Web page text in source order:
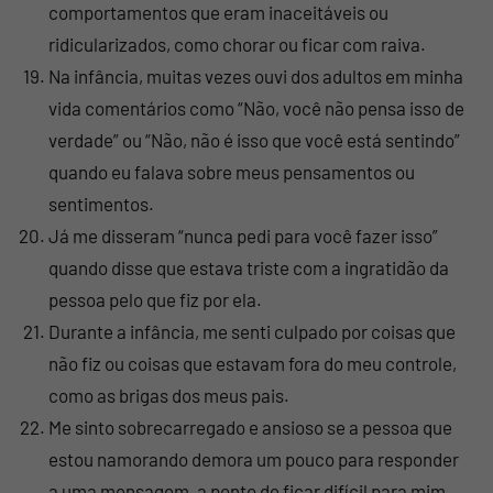
comportamentos que eram inaceitáveis ​​ou
ridicularizados, como chorar ou ficar com raiva.
Na infância, muitas vezes ouvi dos adultos em minha
vida comentários como “Não, você não pensa isso de
verdade” ou “Não, não é isso que você está sentindo”
quando eu falava sobre meus pensamentos ou
sentimentos.
Já me disseram “nunca pedi para você fazer isso”
quando disse que estava triste com a ingratidão da
pessoa pelo que fiz por ela.
Durante a infância, me senti culpado por coisas que
não fiz ou coisas que estavam fora do meu controle,
como as brigas dos meus pais.
Me sinto sobrecarregado e ansioso se a pessoa que
estou namorando demora um pouco para responder